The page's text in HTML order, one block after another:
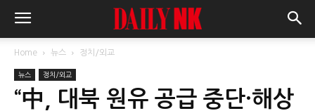
Home 뉴스 정치/외교
뉴스 정치/외교
“中, 대북 원유 공급 중단·해상